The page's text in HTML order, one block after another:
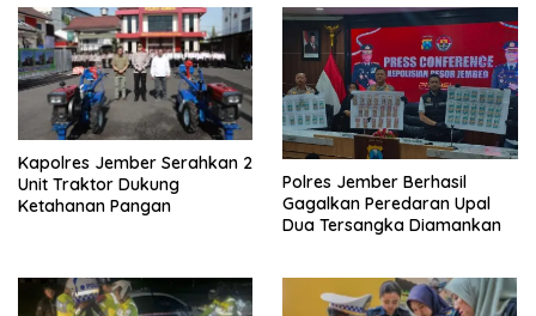
Kapolres Jember Serahkan 2
Unit Traktor Dukung
Ketahanan Pangan
Polres Jember Berhasil
Gagalkan Peredaran Upal
Dua Tersangka Diamankan